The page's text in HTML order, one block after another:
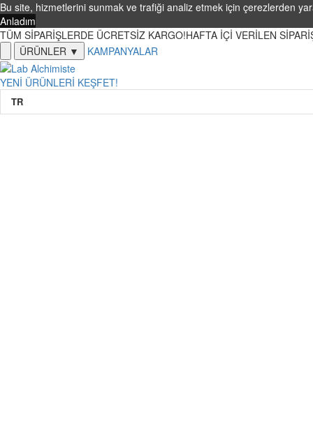
Bu site, hizmetlerini sunmak ve trafiği analiz etmek için çerezlerden
Anladım
TÜM SİPARİŞLERDE ÜCRETSİZ KARGO!HAFTA İÇİ VERİLEN
ÜRÜNLER ▼
KAMPANYALAR
YENİ ÜRÜNLERİ KEŞFET!
TR